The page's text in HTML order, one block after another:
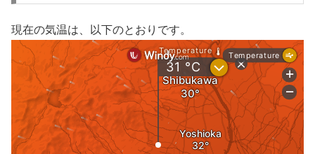
現在の気温は、以下のとおりです。